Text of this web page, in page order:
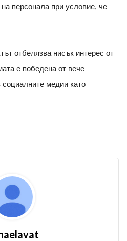
персонала при условие, че
отбелязва нисък интерес от
е победена от вече
медии като